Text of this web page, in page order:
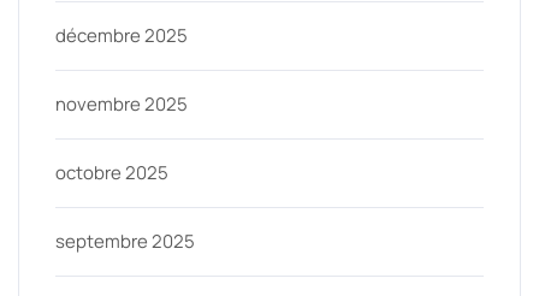
décembre 2025
novembre 2025
octobre 2025
septembre 2025